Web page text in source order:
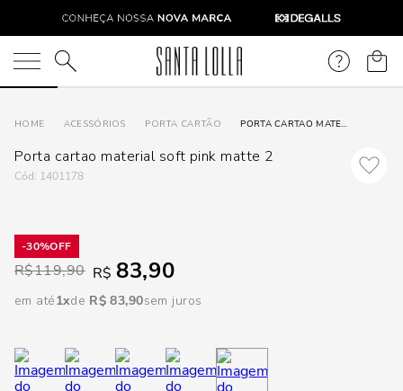
O que você está procurando?
ACESSÓRIOS PORTA CARTÃO PORTA CARTAO MATERIAL SOFT PINK MATTE 2
Porta cartao material soft pink matte 2
: 1401178
30%
R$119,90 R$ 83,90
em até1 R$ 83,90sem juros